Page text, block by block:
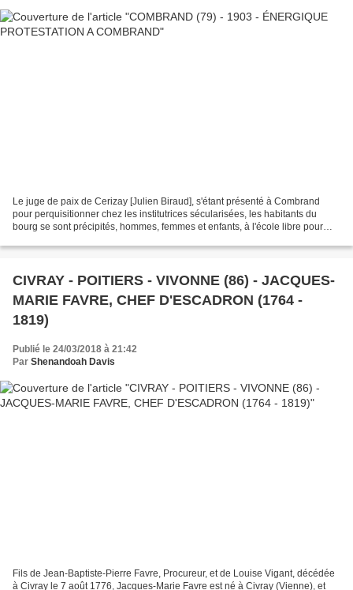
Le juge de paix de Cerizay [Julien Biraud], s'étant présenté à Combrand
pour perquisitionner chez les institutrices sécularisées, les habitants du
bourg se sont précipités, hommes, femmes et enfants, à l'école libre pour
CIVRAY - POITIERS - VIVONNE (86) - JACQUES-
MARIE FAVRE, CHEF D'ESCADRON (1764 -
1819)
Publié le 24/03/2018 à 21:42
Par Shenandoah Davis
Fils de Jean-Baptiste-Pierre Favre, Procureur, et de Louise Vigant, décédée
à Civray le 7 août 1776, Jacques-Marie Favre est né à Civray (Vienne), et